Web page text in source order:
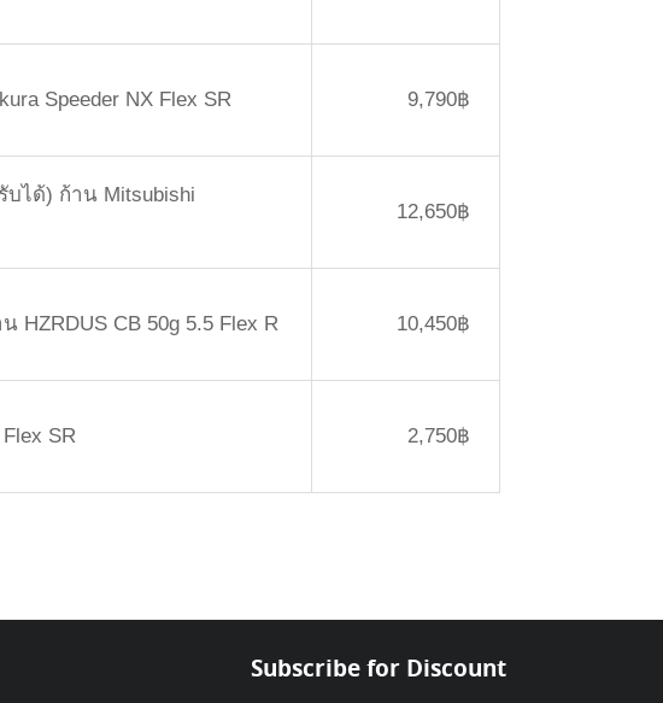
Speeder NX Flex SR 9,790฿
บได้) ก้าน Mitsubishi
12,650฿
HZRDUS CB 50g 5.5 Flex R 10,450฿
SR 2,750฿
Subscribe for Discount